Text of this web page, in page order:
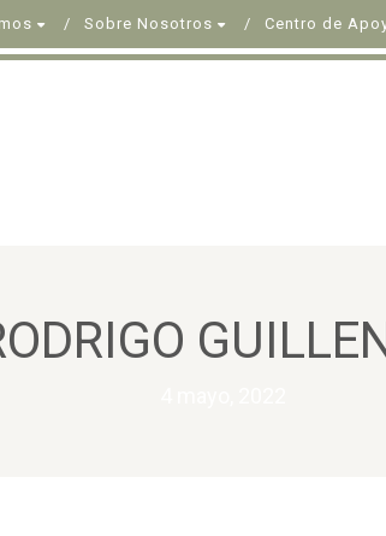
Sobre Nosotros Centro de